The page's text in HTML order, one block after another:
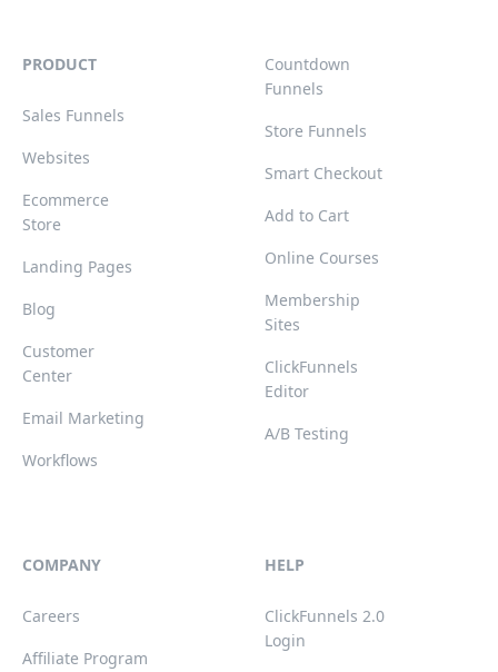
PRODUCT
Sales Funnels
Websites
Ecommerce
Store
Landing Pages
Blog
Customer
Center
Email Marketing
Workflows
Countdown
Funnels
Store Funnels
Smart Checkout
Add to Cart
Online Courses
Membership
Sites
ClickFunnels
Editor
A/B Testing
COMPANY
Careers
Affiliate Program
HELP
ClickFunnels 2.0
Login